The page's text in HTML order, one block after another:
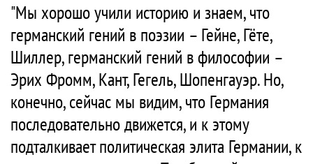
"Мы хорошо учили историю и знаем, что
германский гений в поэзии – Гейне, Гёте,
Шиллер, германский гений в философии –
Эрих Фромм, Кант, Гегель, Шопенгауэр. Но,
конечно, сейчас мы видим, что Германия
последовательно движется, и к этому
подталкивает политическая элита Германии, к